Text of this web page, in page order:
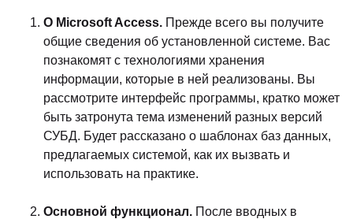
О Microsoft Access. Прежде всего вы получите
общие сведения об установленной системе. Вас
познакомят с технологиями хранения
информации, которые в ней реализованы. Вы
рассмотрите интерфейс программы, кратко может
быть затронута тема изменений разных версий
СУБД. Будет рассказано о шаблонах баз данных,
предлагаемых системой, как их вызвать и
использовать на практике.
Основной функционал. После вводных в